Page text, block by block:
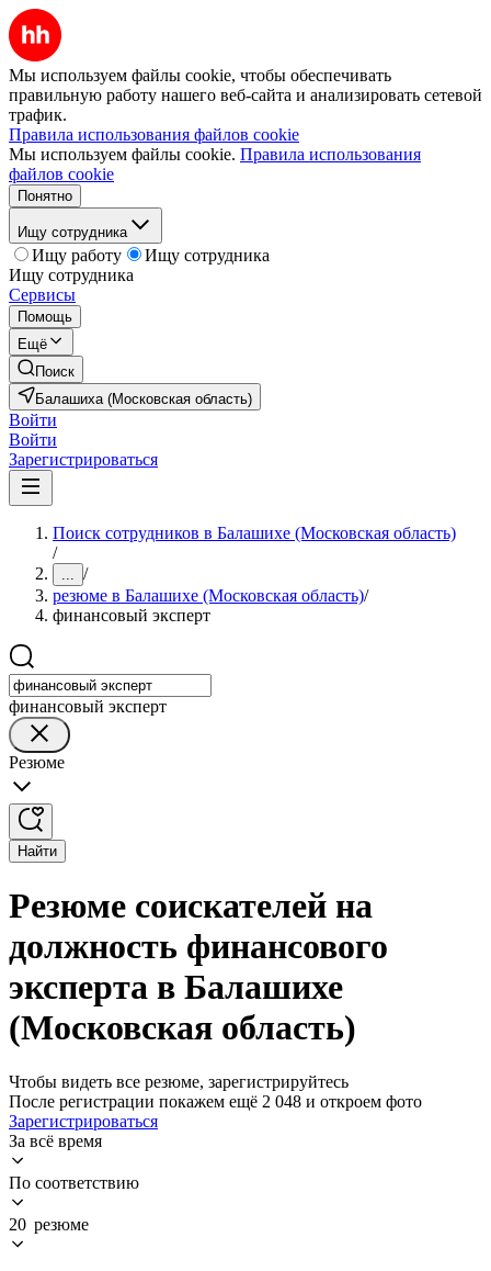
Мы используем файлы cookie, чтобы обеспечивать
правильную работу нашего веб-сайта и анализировать сетевой
трафик.
Правила использования файлов cookie
Мы используем файлы cookie. Правила использования
файлов cookie
Понятно
Ищу сотрудника
Ищу работу
Ищу сотрудника
Ищу сотрудника
Сервисы
Помощь
Ещё
Поиск
Балашиха (Московская область)
Войти
Войти
Зарегистрироваться
Поиск сотрудников в Балашихе (Московская область)
/
... /
резюме в Балашихе (Московская область)/
финансовый эксперт
финансовый эксперт
Резюме
Найти
Резюме соискателей на
должность финансового
эксперта в Балашихе
(Московская область)
Чтобы видеть все резюме, зарегистрируйтесь
После регистрации покажем ещё 2 048 и откроем фото
Зарегистрироваться
За всё время
По соответствию
20 резюме